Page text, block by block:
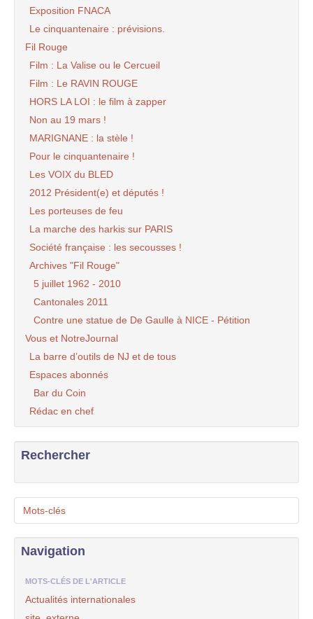
Exposition FNACA
Le cinquantenaire : prévisions.
Fil Rouge
Film : La Valise ou le Cercueil
Film : Le RAVIN ROUGE
HORS LA LOI : le film à zapper
Non au 19 mars !
MARIGNANE : la stèle !
Pour le cinquantenaire !
Les VOIX du BLED
2012 Président(e) et députés !
Les porteuses de feu
La marche des harkis sur PARIS
Société française : les secousses !
Archives "Fil Rouge"
5 juillet 1962 - 2010
Cantonales 2011
Contre une statue de De Gaulle à NICE - Pétition
Vous et NotreJournal
La barre d’outils de NJ et de tous
Espaces abonnés
Bar du Coin
Rédac en chef
Rechercher
Mots-clés
Navigation
MOTS-CLÉS DE L'ARTICLE
Actualités internationales